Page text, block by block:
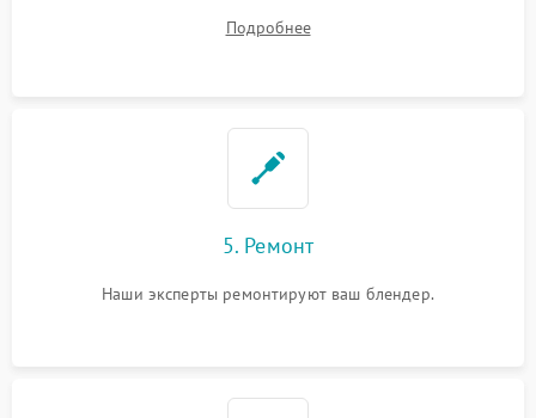
Подробнее
5. Ремонт
Наши эксперты ремонтируют ваш блендер.